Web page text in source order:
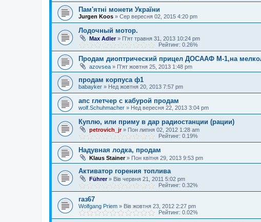
Пам'ятні монети України
Jurgen Koos » Сер вересня 02, 2015 4:20 pm
Лодочный мотор.
Max Adler» П'ят травня 31, 2013 10:24 pm
Рейтинг: 0.26%
Продам диоптрический прицел ДОСААФ М-1,на
azovsea » П'ят жовтня 25, 2013 1:48 pm
продам корпуса ф1
babayker » Нед жовтня 20, 2013 7:57 pm
апс глетчер с кабурой продам
wolf.Schuhmacher » Нед вересня 22, 2013 3:04 pm
Куплю, или приму в дар радиостанции (рации)
petrovich_jr» Пон липня 02, 2012 1:28 am
Рейтинг: 0.19%
Надувная лодка, продам
Klaus Stainer» Пон квітня 29, 2013 9:53 pm
Активатор горения топлива
Führer» Вів червня 21, 2011 5:02 pm
Рейтинг: 0.32%
газ67
Wolfgang Priem » Вів жовтня 23, 2012 2:27 pm
Рейтинг: 0.02%